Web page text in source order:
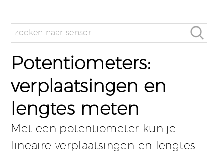
Potentiometers:
verplaatsingen en
lengtes meten
Met een potentiometer kun je
lineaire verplaatsingen en lengtes